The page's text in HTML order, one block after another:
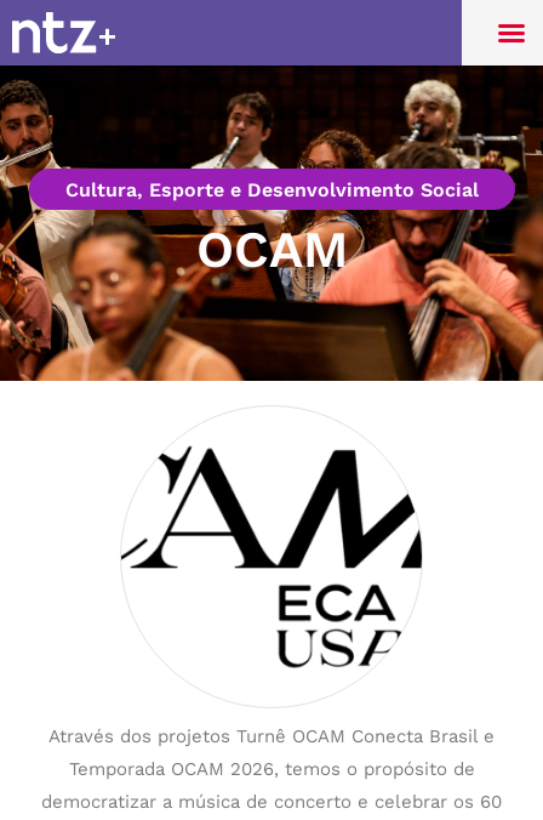
Cultura, Esporte e Desenvolvimento Social
OCAM
Através dos projetos Turnê OCAM Conecta Brasil e
Temporada OCAM 2026, temos o propósito de
democratizar a música de concerto e celebrar os 60